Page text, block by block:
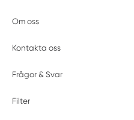
Om oss
Kontakta oss
Frågor & Svar
Filter